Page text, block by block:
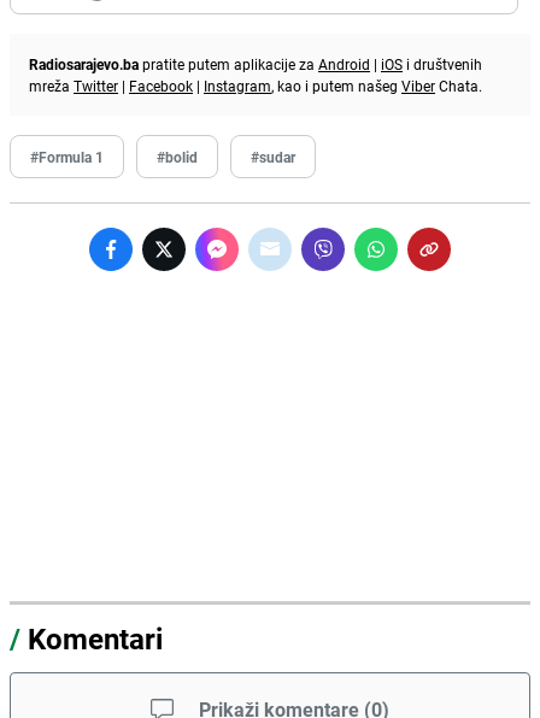
Radiosarajevo.bapratite putem aplikacije za Android | iOS i društvenih
mreža Twitter | Facebook | Instagram, kao i putem našeg ViberChata.
#Formula 1 #bolid #sudar
/ Komentari
Prikaži komentare (0)